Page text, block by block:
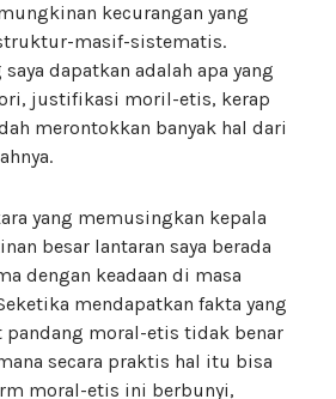
kecurangan yang
masif-sistematis.
dapatkan adalah apa yang
justifikasi moril-etis, kerap
merontokkan banyak hal dari
yang memusingkan kepala
besar lantaran saya berada
dengan keadaan di masa
mendapatkan fakta yang
moral-etis tidak benar
secara praktis hal itu bisa
moral-etis ini berbunyi,